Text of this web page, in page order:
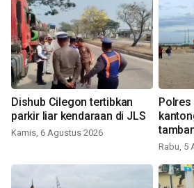
Dishub Cilegon tertibkan
parkir liar kendaraan di JLS
Kamis, 6 Agustus 2026
Rabu, 5